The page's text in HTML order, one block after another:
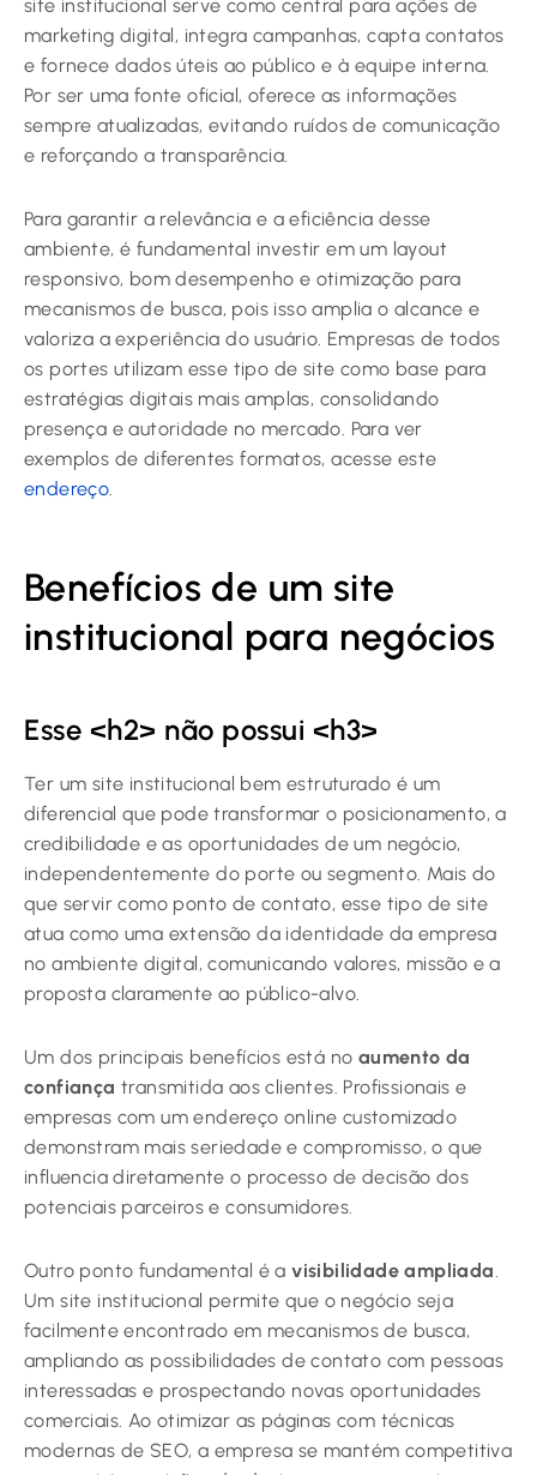
site institucional serve como central para ações de
marketing digital, integra campanhas, capta contatos
e fornece dados úteis ao público e à equipe interna.
Por ser uma fonte oficial, oferece as informações
sempre atualizadas, evitando ruídos de comunicação
e reforçando a transparência.
Para garantir a relevância e a eficiência desse
ambiente, é fundamental investir em um layout
responsivo, bom desempenho e otimização para
mecanismos de busca, pois isso amplia o alcance e
valoriza a experiência do usuário. Empresas de todos
os portes utilizam esse tipo de site como base para
estratégias digitais mais amplas, consolidando
presença e autoridade no mercado. Para ver
exemplos de diferentes formatos, acesse este
endereço
Benefícios de um site
institucional para negócios
Esse <h2> não possui <h3>
Ter um site institucional bem estruturado é um
diferencial que pode transformar o posicionamento, a
credibilidade e as oportunidades de um negócio,
independentemente do porte ou segmento. Mais do
que servir como ponto de contato, esse tipo de site
atua como uma extensão da identidade da empresa
no ambiente digital, comunicando valores, missão e a
proposta claramente ao público-alvo.
Um dos principais benefícios está no aumento da
confiança transmitida aos clientes. Profissionais e
empresas com um endereço online customizado
demonstram mais seriedade e compromisso, o que
influencia diretamente o processo de decisão dos
potenciais parceiros e consumidores.
Outro ponto fundamental é avisibilidade ampliada
Um site institucional permite que o negócio seja
facilmente encontrado em mecanismos de busca,
ampliando as possibilidades de contato com pessoas
interessadas e prospectando novas oportunidades
comerciais. Ao otimizar as páginas com técnicas
modernas de SEO, a empresa se mantém competitiva